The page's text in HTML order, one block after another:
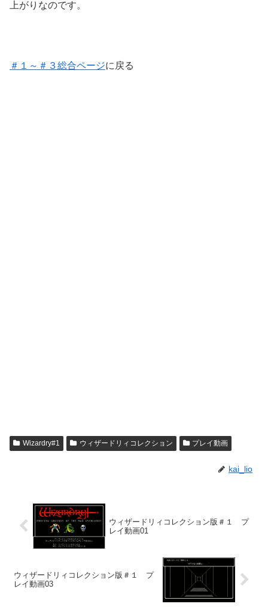
上がりなのです。
＃１～＃３総合ページに戻る
Wizardry#1 ウィザードリィコレクション プレイ動画
kai_lio
ウィザードリィコレクション版＃１ プ
レイ動画01
ウィザードリィコレクション版＃１ プ
レイ動画03